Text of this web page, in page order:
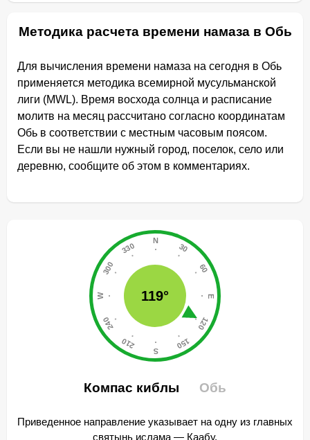
Методика расчета времени намаза в Обь
Для вычисления времени намаза на сегодня в Обь
применяется методика всемирной мусульманской
лиги (MWL). Время восхода солнца и расписание
молитв на месяц рассчитано согласно координатам
Обь в соответствии с местным часовым поясом.
Если вы не нашли нужный город, поселок, село или
деревню, сообщите об этом в комментариях.
119°
Компас киблы Обь
Приведенное направление указывает на одну из главных
святынь ислама — Каабу.